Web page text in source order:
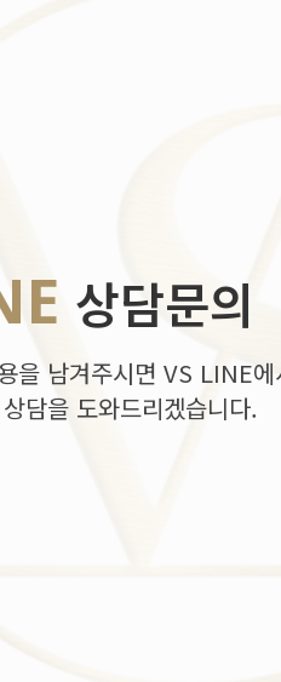
상담문의
을 남겨주시면 VS LINE
담을 도와드리겠습니다.